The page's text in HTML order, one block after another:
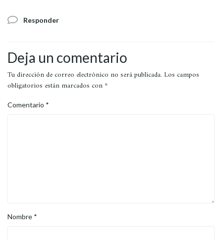
Responder
Deja un comentario
Tu dirección de correo electrónico no será publicada. Los campos
obligatorios están marcados con *
Comentario *
Nombre *